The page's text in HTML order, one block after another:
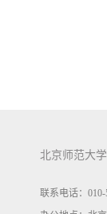
北京师范大
联系电话：